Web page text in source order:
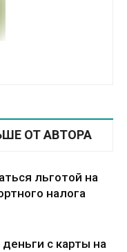
ОТ АВТОРА
льготой на
налога
с карты на